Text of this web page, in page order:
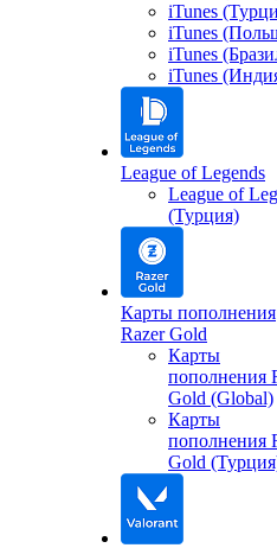
iTunes
iTunes
iTunes
iTunes
League of Legends
League of
(Турция)
Карты пополнения
Razer Gold
Карты
пополнения
Gold (Global)
Карты
пополнения
Gold